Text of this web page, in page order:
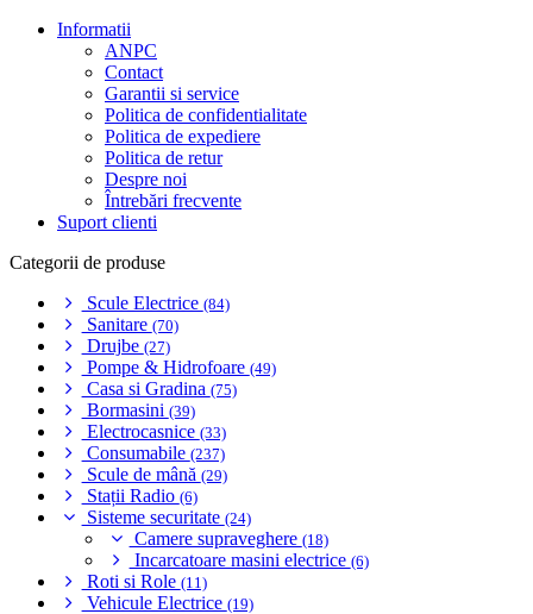
Informatii
ANPC
Contact
Garantii si service
Politica de confidentialitate
Politica de expediere
Politica de retur
Despre noi
Întrebări frecvente
Suport clienti
Categorii de produse
Scule Electrice (84)
Sanitare (70)
Drujbe (27)
Pompe & Hidrofoare (49)
Casa si Gradina (75)
Bormasini (39)
Electrocasnice (33)
Consumabile (237)
Scule de mână (29)
Stații Radio (6)
Sisteme securitate (24)
Camere supraveghere (18)
Incarcatoare masini electrice (6)
Roti si Role (11)
Vehicule Electrice (19)